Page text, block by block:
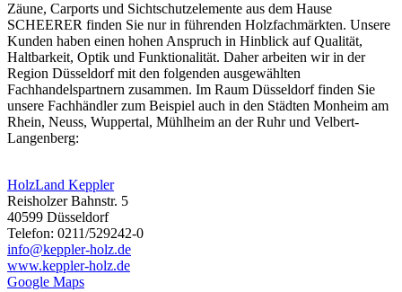
Zäune, Carports und Sichtschutzelemente aus dem Hause
SCHEERER finden Sie nur in führenden Holzfachmärkten. Unsere
Kunden haben einen hohen Anspruch in Hinblick auf Qualität,
Haltbarkeit, Optik und Funktionalität. Daher arbeiten wir in der
Region Düsseldorf mit den folgenden ausgewählten
Fachhandelspartnern zusammen. Im Raum Düsseldorf finden Sie
unsere Fachhändler zum Beispiel auch in den Städten Monheim am
Rhein, Neuss, Wuppertal, Mühlheim an der Ruhr und Velbert-
Langenberg:
HolzLand Keppler
Reisholzer Bahnstr. 5
40599 Düsseldorf
Telefon: 0211/529242-0
info@keppler-holz.de
www.keppler-holz.de
Google Maps